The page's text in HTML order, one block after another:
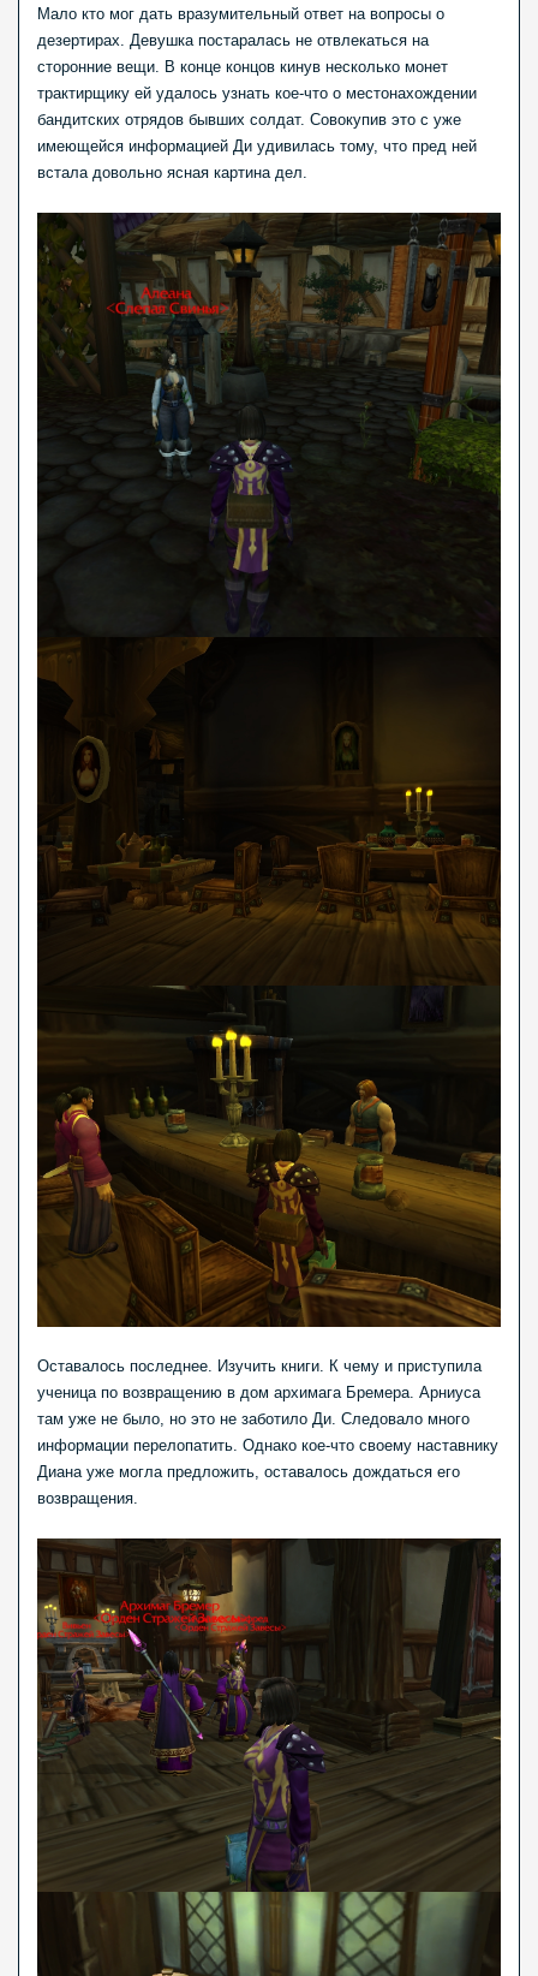
Мало кто мог дать вразумительный ответ на вопросы о
дезертирах. Девушка постаралась не отвлекаться на
сторонние вещи. В конце концов кинув несколько монет
трактирщику ей удалось узнать кое-что о местонахождении
бандитских отрядов бывших солдат. Совокупив это с уже
имеющейся информацией Ди удивилась тому, что пред ней
встала довольно ясная картина дел.
Оставалось последнее. Изучить книги. К чему и приступила
ученица по возвращению в дом архимага Бремера. Арниуса
там уже не было, но это не заботило Ди. Следовало много
информации перелопатить. Однако кое-что своему наставнику
Диана уже могла предложить, оставалось дождаться его
возвращения.